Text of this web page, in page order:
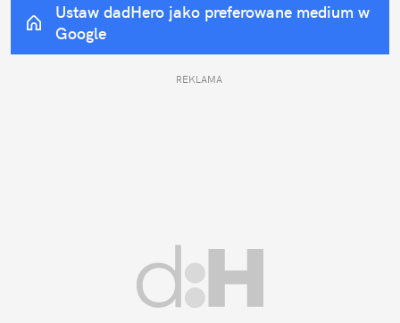
Ustaw dadHero jako preferowane medium w
Google
REKLAMA